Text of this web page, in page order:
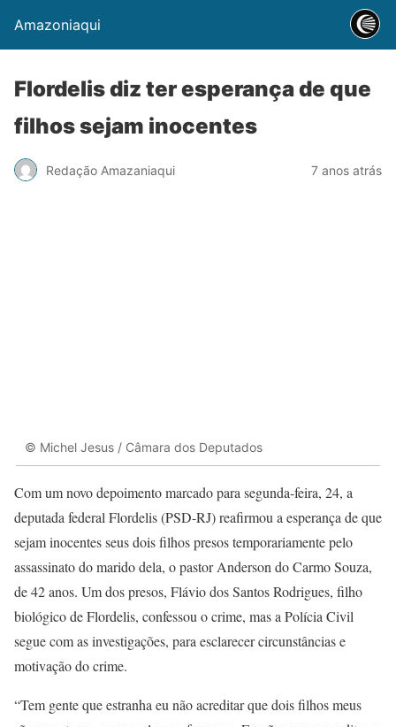
Amazoniaqui
Flordelis diz ter esperança de que
filhos sejam inocentes
Redação Amazaniaqui 7 anos atrás
© Michel Jesus / Câmara dos Deputados
Com um novo depoimento marcado para segunda-feira, 24, a
deputada federal Flordelis (PSD-RJ) reafirmou a esperança de que
sejam inocentes seus dois filhos presos temporariamente pelo
assassinato do marido dela, o pastor Anderson do Carmo Souza,
de 42 anos. Um dos presos, Flávio dos Santos Rodrigues, filho
biológico de Flordelis, confessou o crime, mas a Polícia Civil
segue com as investigações, para esclarecer circunstâncias e
motivação do crime.
“Tem gente que estranha eu não acreditar que dois filhos meus